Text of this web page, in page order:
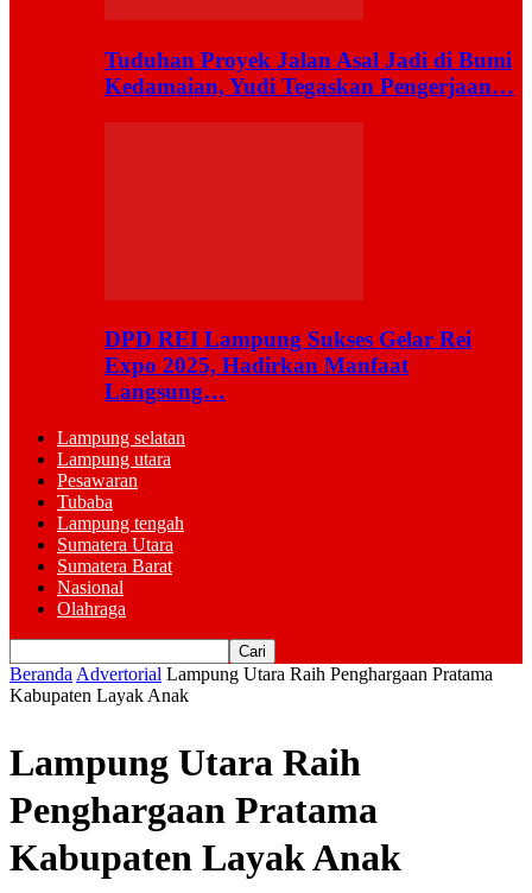
Tuduhan Proyek Jalan Asal Jadi di Bumi
Kedamaian, Yudi Tegaskan Pengerjaan…
DPD REI Lampung Sukses Gelar Rei
Expo 2025, Hadirkan Manfaat
Langsung…
Lampung selatan
Lampung utara
Pesawaran
Tubaba
Lampung tengah
Sumatera Utara
Sumatera Barat
Nasional
Olahraga
Beranda Advertorial Lampung Utara Raih Penghargaan Pratama
Kabupaten Layak Anak
Lampung Utara Raih
Penghargaan Pratama
Kabupaten Layak Anak